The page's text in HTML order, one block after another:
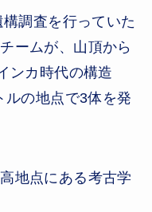
調査を行っていた
ームが、山頂から
ンカ時代の構造
の地点で3体を発
地点にある考古学